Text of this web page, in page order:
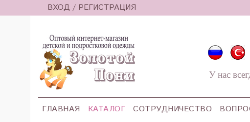
ВХОД / РЕГИСТРАЦИЯ
У нас
ГЛАВНАЯ КАТАЛОГ СОТРУДНИЧЕСТВО